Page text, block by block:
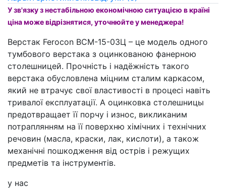
У зв'язку з нестабільною економічною ситуацією в країні
ціна може відрізнятися, уточнюйте у менеджера!
Верстак Ferocon ВСМ-15-03Ц – це модель одного
тумбового верстака з оцинкованою фанерною
столешницей. Прочність і надёжність такого
верстака обусловлена міцним сталим каркасом,
який не втрачує свої властивості в процесі навіть
тривалої експлуатації. А оцинковка столешницы
предотвращает її порчу і износ, викликаним
потраплянням на її поверхню хімічних і технічних
речовин (масла, краски, лак, кислоти), а також
механічні пошкодження від острів і режущих
предметів та інструментів.
у нас